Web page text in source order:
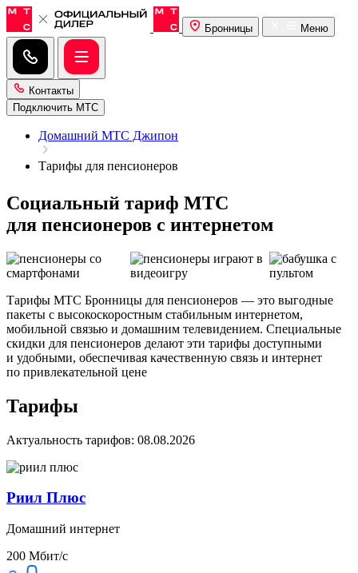
Бронницы Меню
Контакты
Подключить МТС
Домашний МТС Джипон
Тарифы для пенсионеров
Социальный тариф МТС
для пенсионеров с интернетом
Тарифы МТС Бронницы для пенсионеров — это выгодные
пакеты с высокоскоростным стабильным интернетом,
мобильной связью и домашним телевидением. Специальные
скидки для пенсионеров делают эти тарифы доступными
и удобными, обеспечивая качественную связь и интернет
по привлекательной цене
Тарифы
Актуальность тарифов: 08.08.2026
Риил Плюс
Домашний интернет
200 Мбит/с